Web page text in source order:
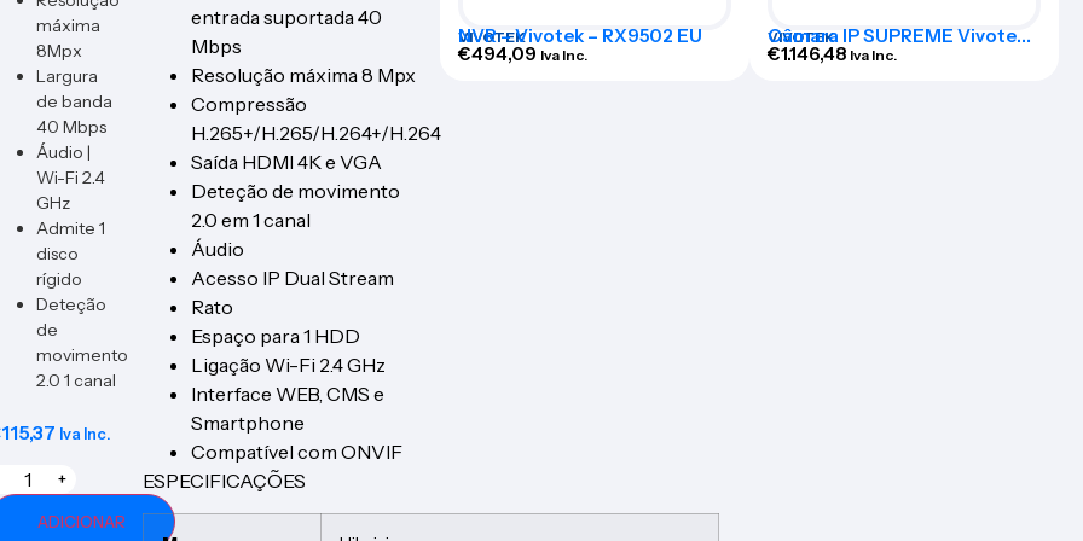
máxima
8Mpx
Largura
de banda
40 Mbps
Áudio |
Wi-Fi 2.4
GHz
Admite 1
disco
rígido
Deteção
de
movimento
2.0 1 canal
115,37 Iva Inc.
+
ADICIONAR
entrada suportada 40
Mbps
Resolução máxima 8 Mpx
Compressão
H.265+/H.265/H.264+/H.264
Saída HDMI 4K e VGA
Deteção de movimento
2.0 em 1 canal
Áudio
Acesso IP Dual Stream
Rato
Espaço para 1 HDD
Ligação Wi-Fi 2.4 GHz
Interface WEB, CMS e
Smartphone
Compatível com ONVIF
ESPECIFICAÇÕES
VIVOTEK
NVR – Vivotek – RX9502 EU
€494,09 Iva Inc.
VIVOTEK
Câmara IP SUPREME Vivotek -
FD9365-EHTV-v2
€1.146,48 Iva Inc.